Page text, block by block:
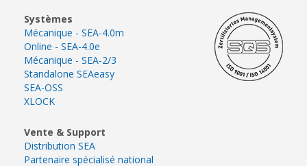
Systèmes
Mécanique - SEA-4.0m
Online - SEA-4.0e
Mécanique - SEA-2/3
Standalone SEAeasy
SEA-OSS
XLOCK
Vente & Support
Distribution SEA
Partenaire spécialisé national